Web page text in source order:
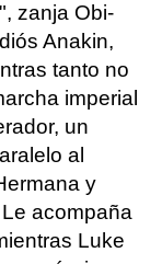
zanja Obi-
Anakin,
tanto no
imperial
un
al
y
acompaña
Luke